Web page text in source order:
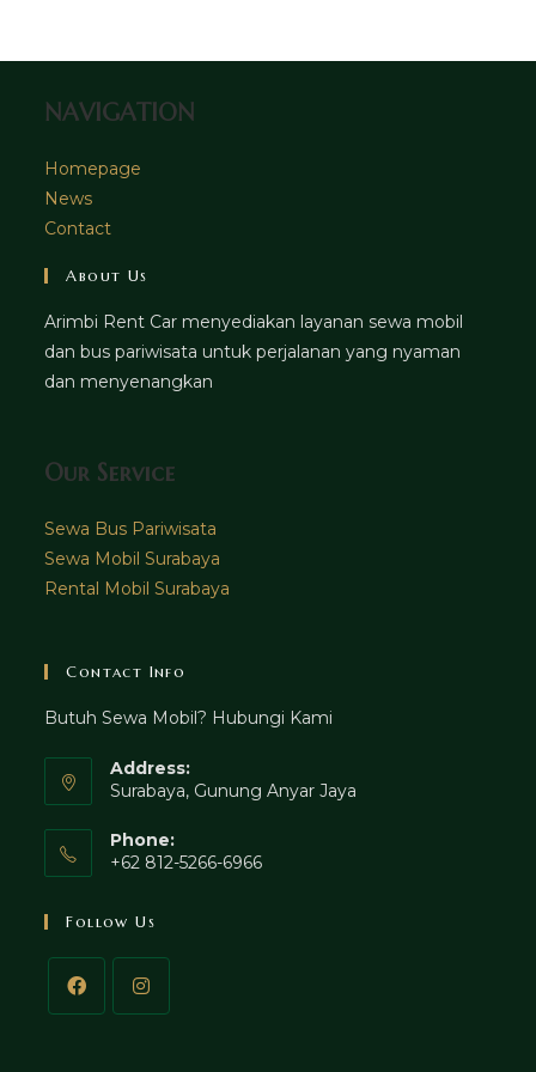
tab
NAVIGATION
Homepage
News
Contact
About Us
Arimbi Rent Car menyediakan layanan sewa mobil
dan bus pariwisata untuk perjalanan yang nyaman
dan menyenangkan
Our Service
Sewa Bus Pariwisata
Sewa Mobil Surabaya
Rental Mobil Surabaya
Contact Info
Butuh Sewa Mobil? Hubungi Kami
Address:
Surabaya, Gunung Anyar Jaya
Phone:
+62 812-5266-6966
Follow Us